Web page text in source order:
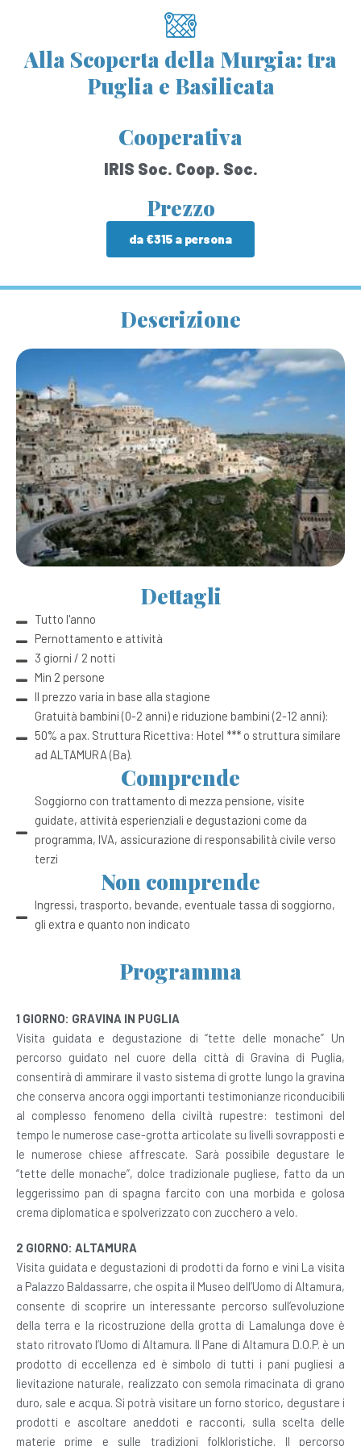
Alla Scoperta della Murgia: tra
Puglia e Basilicata
Cooperativa
IRIS Soc. Coop. Soc.
Prezzo
da €315 a persona
Descrizione
Dettagli
Tutto l'anno
Pernottamento e attività
3 giorni / 2 notti
Min 2 persone
Il prezzo varia in base alla stagione
Gratuità bambini (0-2 anni) e riduzione bambini (2-12 anni):
50% a pax. Struttura Ricettiva: Hotel *** o struttura similare
ad ALTAMURA (Ba).
Comprende
Soggiorno con trattamento di mezza pensione, visite
guidate, attività esperienziali e degustazioni come da
programma, IVA, assicurazione di responsabilità civile verso
terzi
Non comprende
Ingressi, trasporto, bevande, eventuale tassa di soggiorno,
gli extra e quanto non indicato
Programma
1 GIORNO: GRAVINA IN PUGLIA
Visita guidata e degustazione di “tette delle monache” Un
percorso guidato nel cuore della città di Gravina di Puglia,
consentirà di ammirare il vasto sistema di grotte lungo la gravina
che conserva ancora oggi importanti testimonianze riconducibili
al complesso fenomeno della civiltà rupestre: testimoni del
tempo le numerose case-grotta articolate su livelli sovrapposti e
le numerose chiese affrescate. Sarà possibile degustare le
“tette delle monache”, dolce tradizionale pugliese, fatto da un
leggerissimo pan di spagna farcito con una morbida e golosa
crema diplomatica e spolverizzato con zucchero a velo.
2 GIORNO: ALTAMURA
Visita guidata e degustazioni di prodotti da forno e vini La visita
a Palazzo Baldassarre, che ospita il Museo dell’Uomo di Altamura,
consente di scoprire un interessante percorso sull’evoluzione
della terra e la ricostruzione della grotta di Lamalunga dove è
stato ritrovato l’Uomo di Altamura. Il Pane di Altamura D.O.P. è un
prodotto di eccellenza ed è simbolo di tutti i pani pugliesi a
lievitazione naturale, realizzato con semola rimacinata di grano
duro, sale e acqua. Si potrà visitare un forno storico, degustare i
prodotti e ascoltare aneddoti e racconti, sulla scelta delle
materie prime e sulle tradizioni folkloristiche. Il percorso